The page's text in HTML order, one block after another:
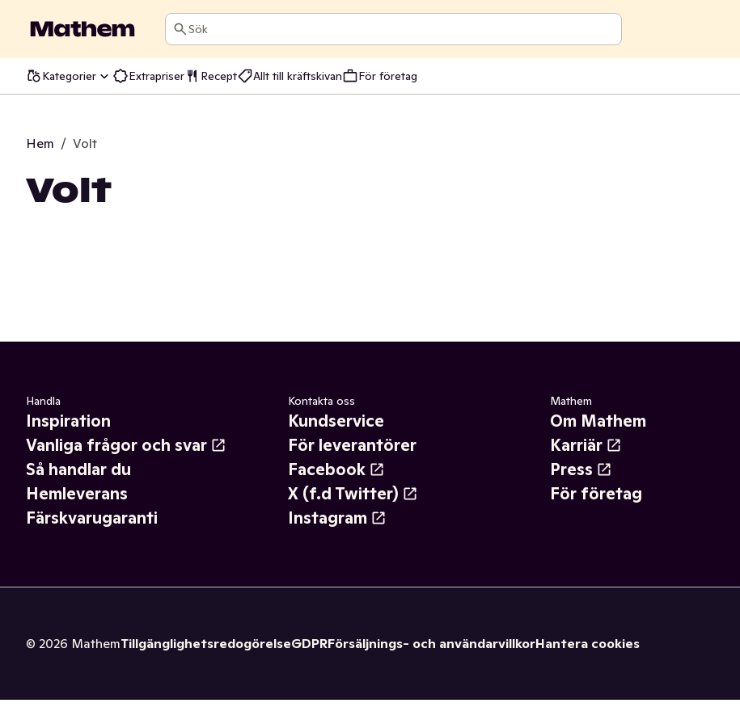
Sök
Kategorier Extrapriser Recept Allt till kräftskivan För företag
Hem / Volt
Volt
Handla
Inspiration
Vanliga frågor och svar
Så handlar du
Hemleverans
Färskvarugaranti
Kontakta oss
Kundservice
För leverantörer
Facebook
X (f.d Twitter)
Instagram
Mathem
Om Mathem
Karriär
Press
För företag
© 2026 MathemTillgänglighetsredogörelseGDPRFörsäljnings- och användarvillkorHantera cookies